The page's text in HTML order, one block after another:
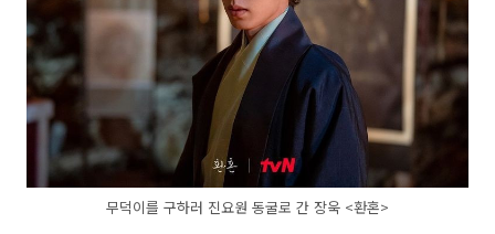
무덕이를 구하러 진요원 동굴로 간 장욱 <환혼>